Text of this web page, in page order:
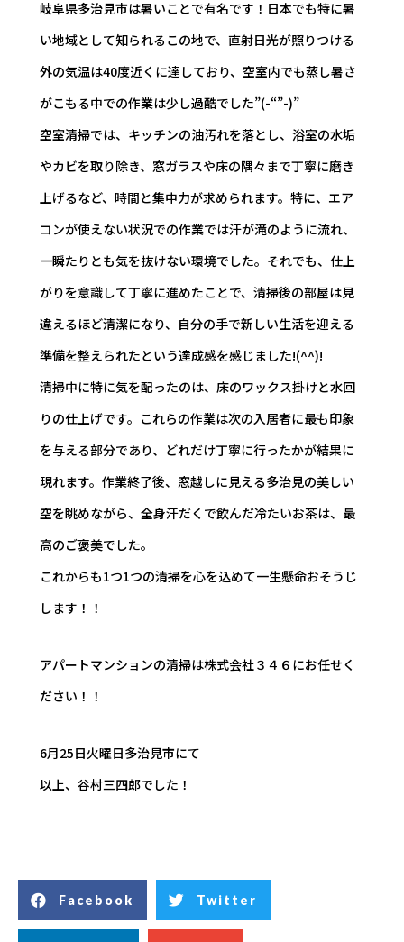
岐阜県多治見市は暑いことで有名です！日本でも特に暑
い地域として知られるこの地で、直射日光が照りつける
外の気温は40度近くに達しており、空室内でも蒸し暑さ
がこもる中での作業は少し過酷でした”(-“”-)”
空室清掃では、キッチンの油汚れを落とし、浴室の水垢
やカビを取り除き、窓ガラスや床の隅々まで丁寧に磨き
上げるなど、時間と集中力が求められます。特に、エア
コンが使えない状況での作業では汗が滝のように流れ、
一瞬たりとも気を抜けない環境でした。それでも、仕上
がりを意識して丁寧に進めたことで、清掃後の部屋は見
違えるほど清潔になり、自分の手で新しい生活を迎える
準備を整えられたという達成感を感じました!(^^)!
清掃中に特に気を配ったのは、床のワックス掛けと水回
りの仕上げです。これらの作業は次の入居者に最も印象
を与える部分であり、どれだけ丁寧に行ったかが結果に
現れます。作業終了後、窓越しに見える多治見の美しい
空を眺めながら、全身汗だくで飲んだ冷たいお茶は、最
高のご褒美でした。
これからも1つ1つの清掃を心を込めて一生懸命おそうじ
します！！
アパートマンションの清掃は株式会社３４６にお任せく
ださい！！
6月25日火曜日多治見市にて
以上、谷村三四郎でした！
Facebook Twitter